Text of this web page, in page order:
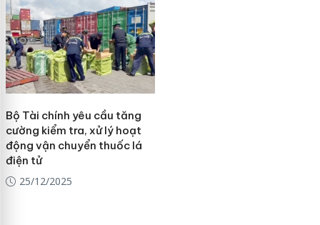
Bộ Tài chính yêu cầu tăng
cường kiểm tra, xử lý hoạt
động vận chuyển thuốc lá
điện tử
25/12/2025